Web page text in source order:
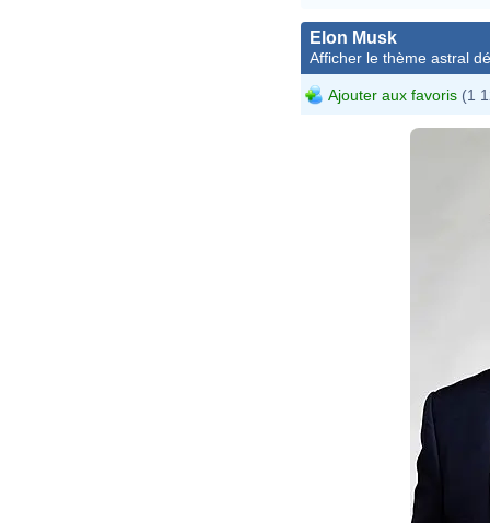
Elon Musk
Afficher le thème astral
Ajouter aux favoris (1